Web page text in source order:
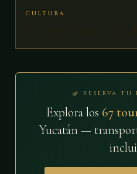
CULTURA
🌿 RESERVA TU
Explora los 67
Yucatán —